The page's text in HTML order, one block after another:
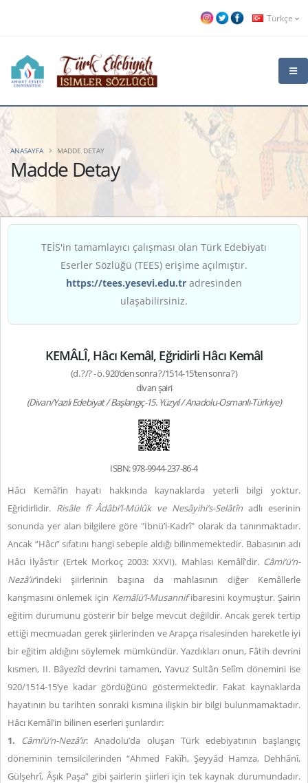
Türkçe
Madde Detay
ANASAYFA MADDE DETAY
TEİS'in tamamlayıcı çalışması olan Türk Edebiyatı
Eserler Sözlüğü (TEES) erişime açılmıştır.
https://tees.yesevi.edu.tr adresinden
ulaşabilirsiniz.
KEMÂLÎ, Hâcı Kemâl, Eğridirli Hâcı Kemâl
(d. ?/? - ö. 920’den sonra ?/1514-15’ten sonra ?)
divan şairi
(Divan/Yazılı Edebiyat / Başlangıç-15. Yüzyıl / Anadolu-Osmanlı-Türkiye)
ISBN: 978-9944-237-86-4
Hâcı Kemâl’in hayatı hakkında kaynaklarda yeterli bilgi yoktur.
Eğridirlidir. Risâle fî Âdâbi’l-Mülûk ve Nesâyihi’s-Selâtîn adlı eserinin
sonunda yer alan bilgilere göre "İbnü’l-Kadrî" olarak da tanınmaktadır.
Ancak “Hâcı” sıfatını hangi sebeple aldığı bilinmemektedir. Babasının adı
Hâcı İlyâs’tır (Ertek Morkoç 2003: XXVI). Mahlası Kemâlî’dir. Câmi’ü’n-
Nezâ’ir’indeki şiirlerinin başına da mahlasının diğer Kemâllerle
karışmasını önlemek için Kemâlü’l-Musannifibaresini koymuştur. Şairin
eğitim durumunu gösterir bir belge mevcut değildir. Ancak gerek tertip
ettiği mecmuadan gerek şiirlerinden ve Arapça risalesinden hareketle iyi
bir eğitim aldığını söylemek mümkündür. Yazdıkları onun, Fâtih devrini
kısmen, II. Bâyezîd devrini tamamen, Yavuz Sultân Selîm dönemini ise
920/1514-15’ye kadar gördüğünü göstermektedir. Fakat kaynaklarda
hayatının bu tarihten sonraki kısmına ilişkin bir bilgi bulunmamaktadır.
Hâcı Kemâl’in bilinen eserleri şunlardır:
1.
Câmi’ü’n-Nezâ’ir: Anadolu’da oluşan Türk edebiyatının başlangıç
döneminin temsilcilerinden “Ahmed Fakîh, Şeyyâd Hamza, Dehhânî,
Gülşehrî, Âşık Paşa” gibi şairlerin şiirleri için tek kaynak durumundadır.